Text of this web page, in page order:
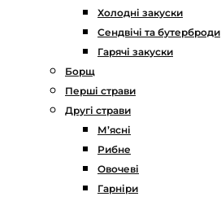
Холодні закуски
Сендвічі та бутерброди
Гарячі закуски
Борщ
Перші страви
Другі страви
М’ясні
Рибне
Овочеві
Гарніри